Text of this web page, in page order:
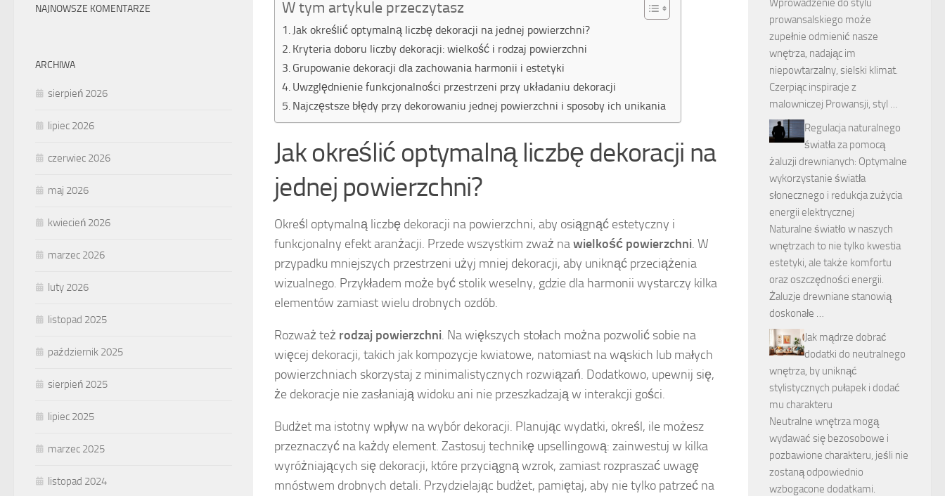
W tym artykule przeczytasz
Jak określić optymalną liczbę dekoracji na jednej powierzchni?
Kryteria doboru liczby dekoracji: wielkość i rodzaj powierzchni
Grupowanie dekoracji dla zachowania harmonii i estetyki
Uwzględnienie funkcjonalności przestrzeni przy układaniu dekoracji
Najczęstsze błędy przy dekorowaniu jednej powierzchni i sposoby ich unikania
Jak określić optymalną liczbę dekoracji na
jednej powierzchni?
Określ optymalną liczbę dekoracji na powierzchni, aby osiągnąć estetyczny i
funkcjonalny efekt aranżacji. Przede wszystkim zważ nawielkość powierzchni. W
przypadku mniejszych przestrzeni użyj mniej dekoracji, aby uniknąć przeciążenia
wizualnego. Przykładem może być stolik weselny, gdzie dla harmonii wystarczy kilka
elementów zamiast wielu drobnych ozdób.
Rozważ też rodzaj powierzchni. Na większych stołach można pozwolić sobie na
więcej dekoracji, takich jak kompozycje kwiatowe, natomiast na wąskich lub małych
powierzchniach skorzystaj z minimalistycznych rozwiązań. Dodatkowo, upewnij się,
że dekoracje nie zasłaniają widoku ani nie przeszkadzają w interakcji gości.
Budżet ma istotny wpływ na wybór dekoracji. Planując wydatki, określ, ile możesz
przeznaczyć na każdy element. Zastosuj technikę upsellingową: zainwestuj w kilka
wyróżniających się dekoracji, które przyciągną wzrok, zamiast rozpraszać uwagę
mnóstwem drobnych detali. Przydzielając budżet, pamiętaj, aby nie tylko patrzeć na
NAJNOWSZE KOMENTARZE
ARCHIWA
sierpień 2026
lipiec 2026
czerwiec 2026
maj 2026
kwiecień 2026
marzec 2026
luty 2026
listopad 2025
październik 2025
sierpień 2025
lipiec 2025
marzec 2025
listopad 2024
Wprowadzenie do stylu
prowansalskiego może
zupełnie odmienić nasze
wnętrza, nadając im
niepowtarzalny, sielski klimat.
Czerpiąc inspiracje z
malowniczej Prowansji, styl …
Regulacja naturalnego
światła za pomocą
żaluzji drewnianych: Optymalne
wykorzystanie światła
słonecznego i redukcja zużycia
energii elektrycznej
Naturalne światło w naszych
wnętrzach to nie tylko kwestia
estetyki, ale także komfortu
oraz oszczędności energii.
Żaluzje drewniane stanowią
doskonałe …
Jak mądrze dobrać
dodatki do neutralnego
wnętrza, by uniknąć
stylistycznych pułapek i dodać
mu charakteru
Neutralne wnętrza mogą
wydawać się bezosobowe i
pozbawione charakteru, jeśli nie
zostaną odpowiednio
wzbogacone dodatkami.